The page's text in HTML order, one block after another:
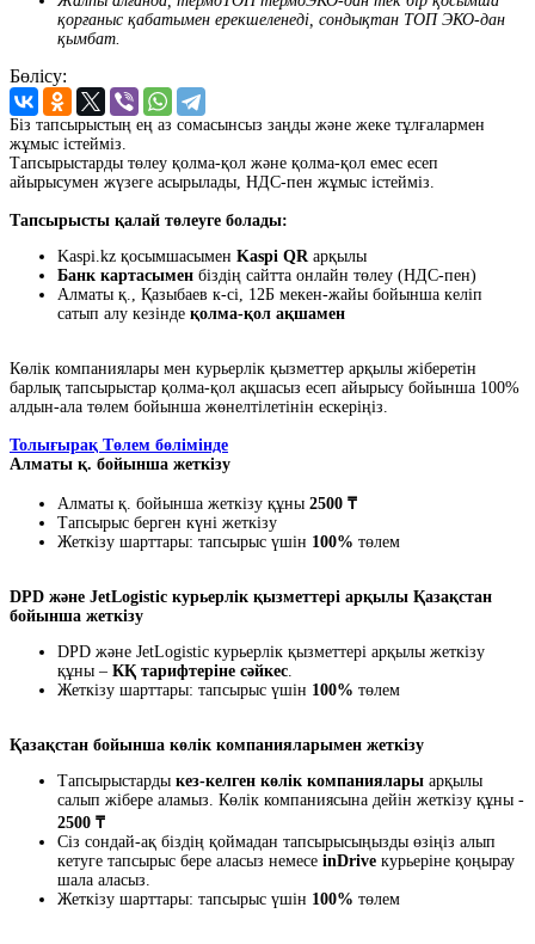
қорғаныс қабатымен ерекшеленеді, сондықтан ТОП ЭКО-дан
қымбат.
Бөлісу:
Біз тапсырыстың ең аз сомасынсыз заңды және жеке тұлғалармен
жұмыс істейміз.
Тапсырыстарды төлеу қолма-қол және қолма-қол емес есеп
айырысумен жүзеге асырылады, НДС-пен жұмыс істейміз.
Тапсырысты қалай төлеуге болады:
Kaspi.kz қосымшасымен Kaspi QRарқылы
Банк картасымен біздің сайтта онлайн төлеу (НДС-пен)
Алматы қ., Қазыбаев к-сі, 12Б мекен-жайы бойынша келіп
сатып алу кезінде қолма-қол ақшамен
Көлік компаниялары мен курьерлік қызметтер арқылы жіберетін
барлық тапсырыстар қолма-қол ақшасыз есеп айырысу бойынша 100%
алдын-ала төлем бойынша жөнелтілетінін ескеріңіз.
Толығырақ Төлем бөлімінде
Алматы қ. бойынша жеткізу
Алматы қ. бойынша жеткізу құны 2500 ₸
Тапсырыс берген күні жеткізу
Жеткізу шарттары: тапсырыс үшін 100% төлем
DPD және JetLogistic курьерлік қызметтері арқылы Қазақстан
бойынша жеткізу
DPD және JetLogistic курьерлік қызметтері арқылы жеткізу
құны – КҚ тарифтеріне сәйкес.
Жеткізу шарттары: тапсырыс үшін 100% төлем
Қазақстан бойынша көлік компанияларымен жеткізу
Тапсырыстарды кез-келген көлік компаниялары арқылы
салып жібере аламыз. Көлік компаниясына дейін жеткізу құны -
2500 ₸
Сіз сондай-ақ біздің қоймадан тапсырысыңызды өзіңіз алып
кетуге тапсырыс бере аласыз немесе inDrive курьеріне қоңырау
шала аласыз.
Жеткізу шарттары: тапсырыс үшін 100% төлем